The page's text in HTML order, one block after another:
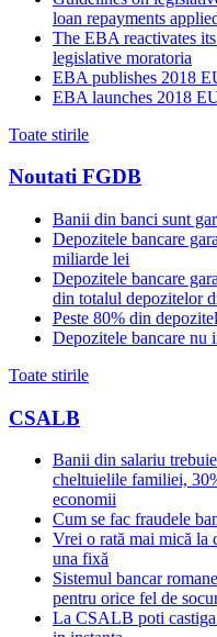
loan repayments
The EBA reactivates
legislative moratoria
EBA publishes 2018
EBA launches 2018
Toate stirile
Noutati FGDB
Banii din banci sunt
Depozitele bancare
miliarde lei
Depozitele bancare
din totalul depozitelor
Peste 80% din
Depozitele bancare nu
Toate stirile
CSALB
Banii din salariu
cheltuielile familiei,
economii
Cum se fac fraudele
Vrei o rată mai mică la
una fixă
Sistemul bancar
pentru orice fel de
La CSALB poti